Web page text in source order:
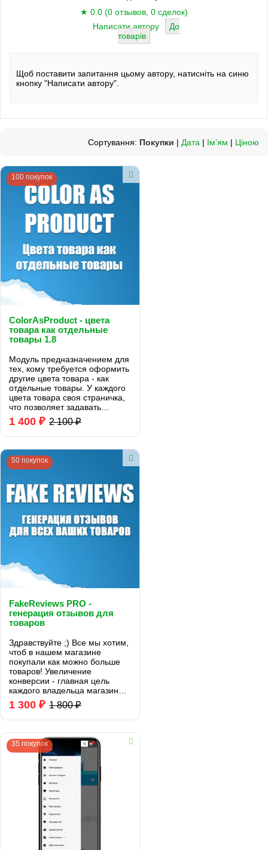
★ 0.0 (0 отзывов, 0 сделок)
Написати автору
До
товарів
Щоб поставити запитання цьому автору, натисніть на синю
кнопку "Написати автору".
Сортування: Покупки | Дата | Ім’ям | Ціною
100 покупок
ColorAsProduct - цвета
товара как отдельные
товары 1.8
Модуль предназначением для
тех, кому требуется оформить
другие цвета товара - как
отдельные товары. У каждого
цвета товара своя страничка,
что позволяет задавать
различное описание для
Ваших товаров с цветами и
1 400 ₽ 2 100 ₽
50 покупок
FakeReviews PRO -
генерация отзывов для
товаров
Здравствуйте ;) Все мы хотим,
чтоб в нашем магазине
покупали как можно больше
товаров! Увеличение
конверсии - главная цель
каждого владельца магазина.
Данный модуль создан как раз
для этой цели. При помощи
1 300 ₽ 1 800 ₽
35 покупок